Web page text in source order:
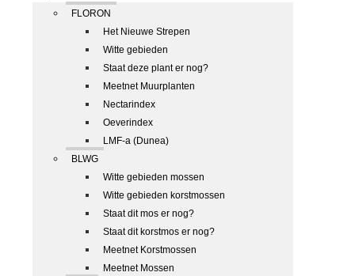
FLORON
Het Nieuwe Strepen
Witte gebieden
Staat deze plant er nog?
Meetnet Muurplanten
Nectarindex
Oeverindex
LMF-a (Dunea)
BLWG
Witte gebieden mossen
Witte gebieden korstmossen
Staat dit mos er nog?
Staat dit korstmos er nog?
Meetnet Korstmossen
Meetnet Mossen